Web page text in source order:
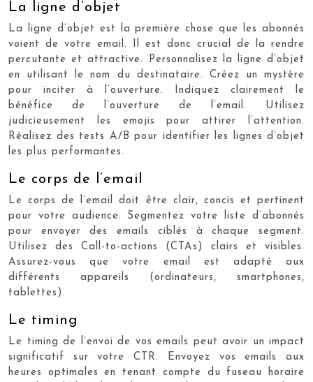
La ligne d’objet
La ligne d’objet est la première chose que les abonnés
voient de votre email. Il est donc crucial de la rendre
percutante et attractive. Personnalisez la ligne d’objet
en utilisant le nom du destinataire. Créez un mystère
pour inciter à l’ouverture. Indiquez clairement le
bénéfice de l’ouverture de l’email. Utilisez
judicieusement les emojis pour attirer l’attention.
Réalisez des tests A/B pour identifier les lignes d’objet
les plus performantes.
Le corps de l’email
Le corps de l’email doit être clair, concis et pertinent
pour votre audience. Segmentez votre liste d’abonnés
pour envoyer des emails ciblés à chaque segment.
Utilisez des Call-to-actions (CTAs) clairs et visibles.
Assurez-vous que votre email est adapté aux
différents appareils (ordinateurs, smartphones,
tablettes).
Le timing
Le timing de l’envoi de vos emails peut avoir un impact
significatif sur votre CTR. Envoyez vos emails aux
heures optimales en tenant compte du fuseau horaire